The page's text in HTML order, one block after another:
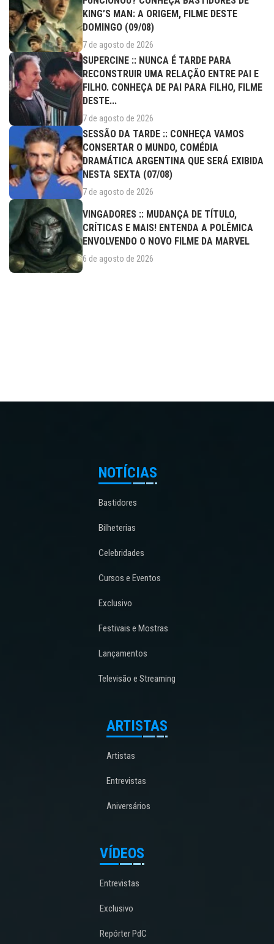
KING’S MAN: A ORIGEM, FILME DESTE
DOMINGO (09/08)
7 de agosto de 2026
SUPERCINE :: NUNCA É TARDE PARA
RECONSTRUIR UMA RELAÇÃO ENTRE PAI E
FILHO. CONHEÇA DE PAI PARA FILHO, FILME
DESTE...
7 de agosto de 2026
SESSÃO DA TARDE :: CONHEÇA VAMOS
CONSERTAR O MUNDO, COMÉDIA
DRAMÁTICA ARGENTINA QUE SERÁ EXIBIDA
NESTA SEXTA (07/08)
7 de agosto de 2026
VINGADORES :: MUDANÇA DE TÍTULO,
CRÍTICAS E MAIS! ENTENDA A POLÊMICA
ENVOLVENDO O NOVO FILME DA MARVEL
6 de agosto de 2026
NOTÍCIAS
Bastidores
Bilheterias
Celebridades
Cursos e Eventos
Exclusivo
Festivais e Mostras
Lançamentos
Televisão e Streaming
ARTISTAS
Artistas
Entrevistas
Aniversários
VÍDEOS
Entrevistas
Exclusivo
Repórter PdC